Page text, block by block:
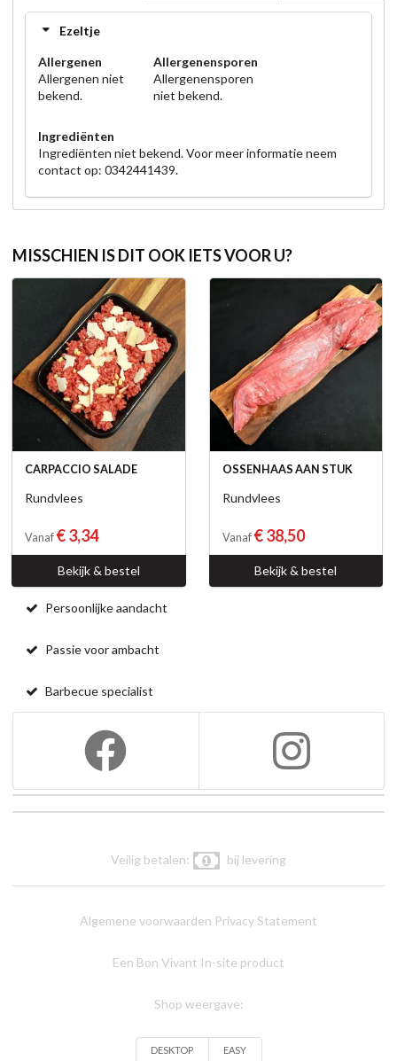
Ezeltje
Allergenen
Allergenen niet
bekend.
Allergenensporen
Allergenensporen
niet bekend.
Ingrediënten
Ingrediënten niet bekend. Voor meer informatie neem
contact op: 0342441439.
MISSCHIEN IS DIT OOK IETS VOOR U?
CARPACCIO SALADE
Rundvlees
Vanaf € 3,34
Bekijk & bestel
OSSENHAAS AAN STUK
Rundvlees
Vanaf € 38,50
Bekijk & bestel
Persoonlijke aandacht
Passie voor ambacht
Barbecue specialist
Veilig betalen: bij levering
Algemene voorwaarden Privacy Statement
Een Bon Vivant In-site product
Shop weergave:
DESKTOP EASY